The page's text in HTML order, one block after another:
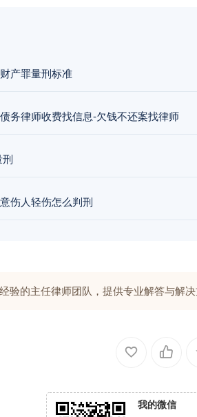
产罪量刑标准
务律师收费找信息-欠钱不还案找律师
伤人轻伤怎么判刑
验的主任律师团队，提供专业解答与解决
我的微信